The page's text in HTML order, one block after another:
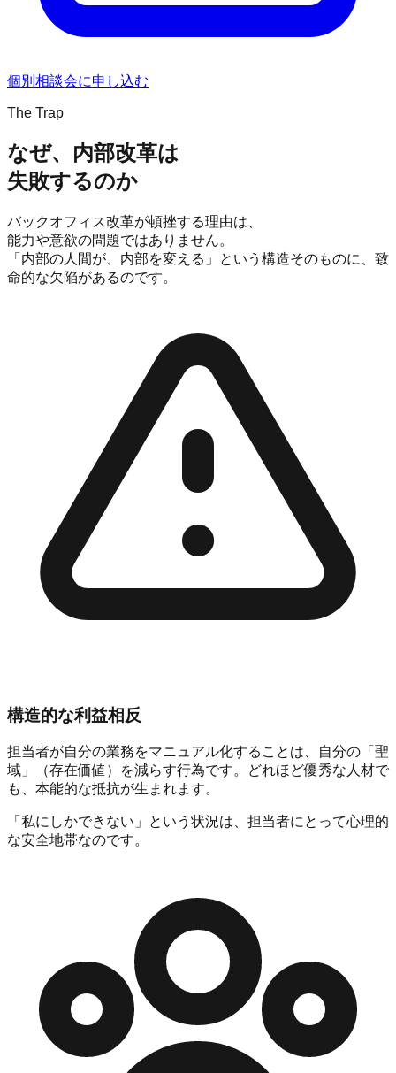
個別相談会に申し込む
The Trap
なぜ、 内部改革は
失敗するのか
バックオフィス改革が頓挫する理由は、
能力や意欲の問題ではありません。
「内部の人間が、内部を変える」という構造そのものに、致
命的な欠陥があるのです。
構造的な利益相反
担当者が自分の業務をマニュアル化することは、
自分の「聖
域」（存在価値）を減らす行為です。どれほど優秀な人材で
も、本能的な抵抗が生まれます。
「私にしかできない」という状況は、担当者にとって心理的
な安全地帯なのです。